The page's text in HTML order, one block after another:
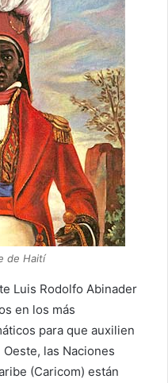
de Haití
Luis Rodolfo Abinader
en los más
para que auxilien
las Naciones
(Caricom) están